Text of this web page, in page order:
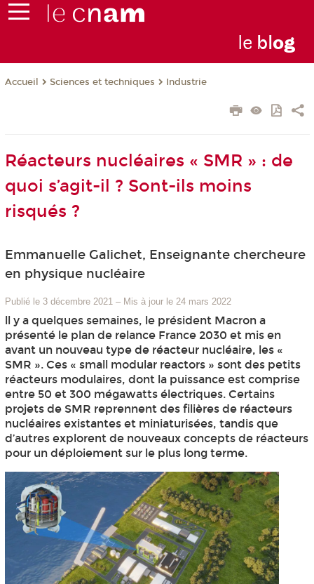
le blog
Accueil Sciences et techniques Industrie
Réacteurs nucléaires « SMR » : de
quoi s’agit-il ? Sont-ils moins
risqués ?
Emmanuelle Galichet, Enseignante chercheure
en physique nucléaire
Publié le 3 décembre 2021 – Mis à jour le 24 mars 2022
ll y a quelques semaines, le président Macron a
présenté le plan de relance France 2030 et mis en
avant un nouveau type de réacteur nucléaire, les «
SMR ». Ces « small modular reactors » sont des petits
réacteurs modulaires, dont la puissance est comprise
entre 50 et 300 mégawatts électriques. Certains
projets de SMR reprennent des filières de réacteurs
nucléaires existantes et miniaturisées, tandis que
d’autres explorent de nouveaux concepts de réacteurs
pour un déploiement sur le plus long terme.